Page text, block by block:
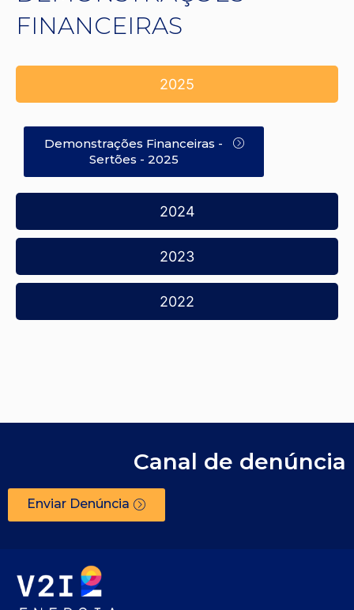
FINANCEIRAS
2025
2024
2023
2022
Demonstrações Financeiras -
Sertões - 2025
Canal de denúncia
Enviar Denúncia